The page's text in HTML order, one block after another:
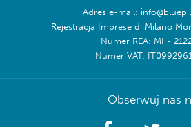
Adres e-mail:
Rejestracja Imprese di Milano
Numer REA: MI -
Numer VAT:
Obserwuj nas